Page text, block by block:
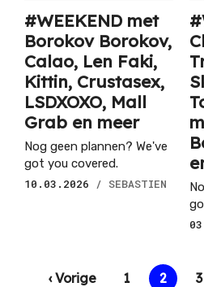
#WEEKEND met
Borokov Borokov,
Calao, Len Faki,
Kittin, Crustasex,
LSDXOXO, Mall
Grab en meer
Nog geen plannen? We've
got you covered.
10.03.2026
/ SEBASTIEN
Paginering
Vorige
‹ Vorige Pagina
1
Huidige
2 3